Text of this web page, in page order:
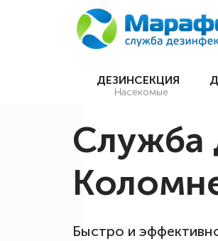
ДЕЗИНСЕКЦИЯ
Насекомые
Служба
Быстро и